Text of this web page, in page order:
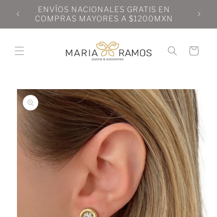
directamente
al contenido
ENVÍOS NACIONALES GRATIS EN
COMPRAS MAYORES A $1200MXN
Carrito
directamente
información
del producto